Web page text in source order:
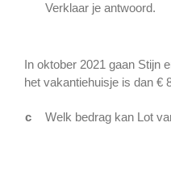
Verklaar je antwoord.
In oktober 2021 gaan Stijn
het vakantiehuisje is dan €
c Welk bedrag kan Lot